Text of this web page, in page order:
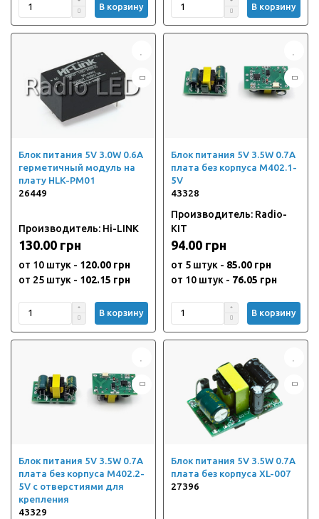
В корзину В корзину
Блок питания 5V 3.0W 0.6A
герметичный модуль на
плату HLK-PM01
26449
Производитель: Hi-LINK
130.00 грн
от 10 штук - 120.00 грн
от 25 штук - 102.15 грн
В корзину
Блок питания 5V 3.5W 0.7A
плата без корпуса M402.1-
5V
43328
Производитель: Radio-
KIT
94.00 грн
от 5 штук - 85.00 грн
от 10 штук - 76.05 грн
В корзину
Блок питания 5V 3.5W 0.7A
плата без корпуса M402.2-
5V с отверстиями для
крепления
43329
Блок питания 5V 3.5W 0.7A
плата без корпуса XL-007
27396